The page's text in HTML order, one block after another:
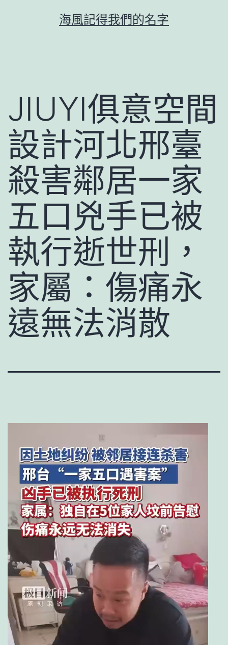
海風記得我們的名字
JIUYI俱意空間
設計河北邢臺
殺害鄰居一家
五口兇手已被
執行逝世刑，
家屬：傷痛永
遠無法消散